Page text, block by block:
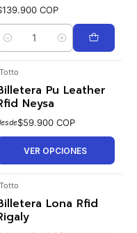
COP
Cantidad
Totto
Pu Leather
Neysa
$59.900 COP
VER OPCIONES
-15%
OFF
Totto
Lona Rfid